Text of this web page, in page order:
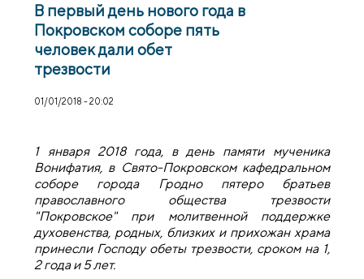
В первый день нового года в
Покровском соборе пять
человек дали обет
трезвости
01/01/2018 - 20:02
1 января 2018 года, в день памяти мученика
Вонифатия, в Свято-Покровском кафедральном
соборе города Гродно пятеро братьев
православного общества трезвости
"Покровское" при молитвенной поддержке
духовенства, родных, близких и прихожан храма
принесли Господу обеты трезвости, сроком на 1,
2 года и 5 лет.